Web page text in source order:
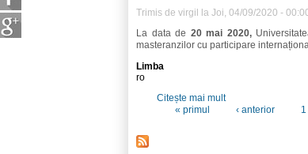
Trimis de virgil
la Joi, 04/09/2020 -
La data de 20 mai 2020,
masteranzilor cu participare
Limba
ro
Citește mai multdespre Conferința
« primul ‹ anterior 1